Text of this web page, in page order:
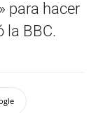
para hacer
la BBC.